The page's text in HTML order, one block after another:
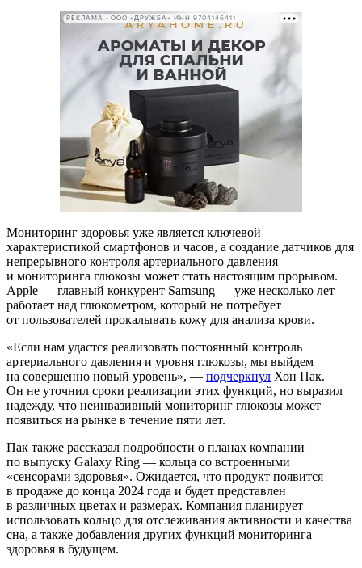
РЕКЛАМА • ООО «ДРУЖБА» ИНН 9704146411
Мониторинг здоровья уже является ключевой
характеристикой смартфонов и часов, а создание датчиков для
непрерывного контроля артериального давления
и мониторинга глюкозы может стать настоящим прорывом.
Apple — главный конкурент Samsung — уже несколько лет
работает над глюкометром, который не потребует
от пользователей прокалывать кожу для анализа крови.
«Если нам удастся реализовать постоянный контроль
артериального давления и уровня глюкозы, мы выйдем
на совершенно новый уровень», — подчеркнул Хон Пак.
Он не уточнил сроки реализации этих функций, но выразил
надежду, что неинвазивный мониторинг глюкозы может
появиться на рынке в течение пяти лет.
Пак также рассказал подробности о планах компании
по выпуску Galaxy Ring — кольца со встроенными
«сенсорами здоровья». Ожидается, что продукт появится
в продаже до конца 2024 года и будет представлен
в различных цветах и размерах. Компания планирует
использовать кольцо для отслеживания активности и качества
сна, а также добавления других функций мониторинга
здоровья в будущем.